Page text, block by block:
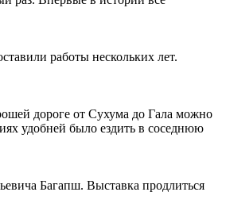
работы нескольких лет.
дороге от Сухума до Гала можно
удобней было ездить в соседнюю
Багапш. Выставка продлиться